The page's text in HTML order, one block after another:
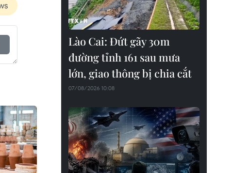
Lào Cai: Đứt gãy 30m
đường tỉnh 161 sau mưa
lớn, giao thông bị chia cắt
07/08/2026 10:08